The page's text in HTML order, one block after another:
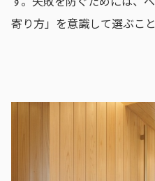
寄り方」を意識して選ぶこと